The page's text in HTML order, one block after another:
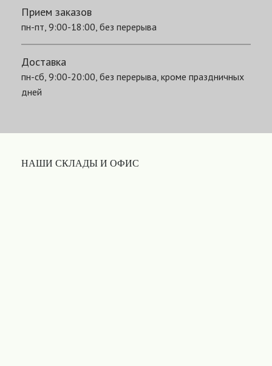
Прием заказов
пн-пт, 9:00-18:00, без перерыва
Доставка
пн-сб, 9:00-20:00, без перерыва, кроме праздничных
дней
НАШИ СКЛАДЫ И ОФИС